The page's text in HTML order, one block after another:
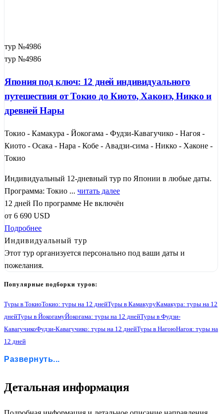
1
тур №4986
тур №4986
Япония под ключ: 12 дней индивидуального
путешествия от Токио до Киото, Хаконэ, Никко и
древней Нары
Токио - Камакура - Йокогама - Фудзи-Кавагучико - Нагоя -
Киото - Осака - Нара - Кобе - Авадзи-сима - Никко - Хаконе -
Токио
Индивидуальный 12-дневный тур по Японии в любые даты.
Программа: Токио ... читать далее
12 дней По программе Не включён
от 6 690 USD
Подробнее
Индивидуальный тур
Этот тур организуется персонально под ваши даты и
пожелания.
Популярные подборки туров:
Туры в ТокиоТокио: туры на 12 днейТуры в КамакуруКамакура: туры на 12
днейТуры в ЙокогамуЙокогама: туры на 12 днейТуры в Фудзи-
КавагучикоФудзи-Кавагучико: туры на 12 днейТуры в НагоюНагоя: туры на
12 дней
Туры в НаруНара: туры на 12 дней
Туры в Хаконе
Развернуть...
Детальная информация